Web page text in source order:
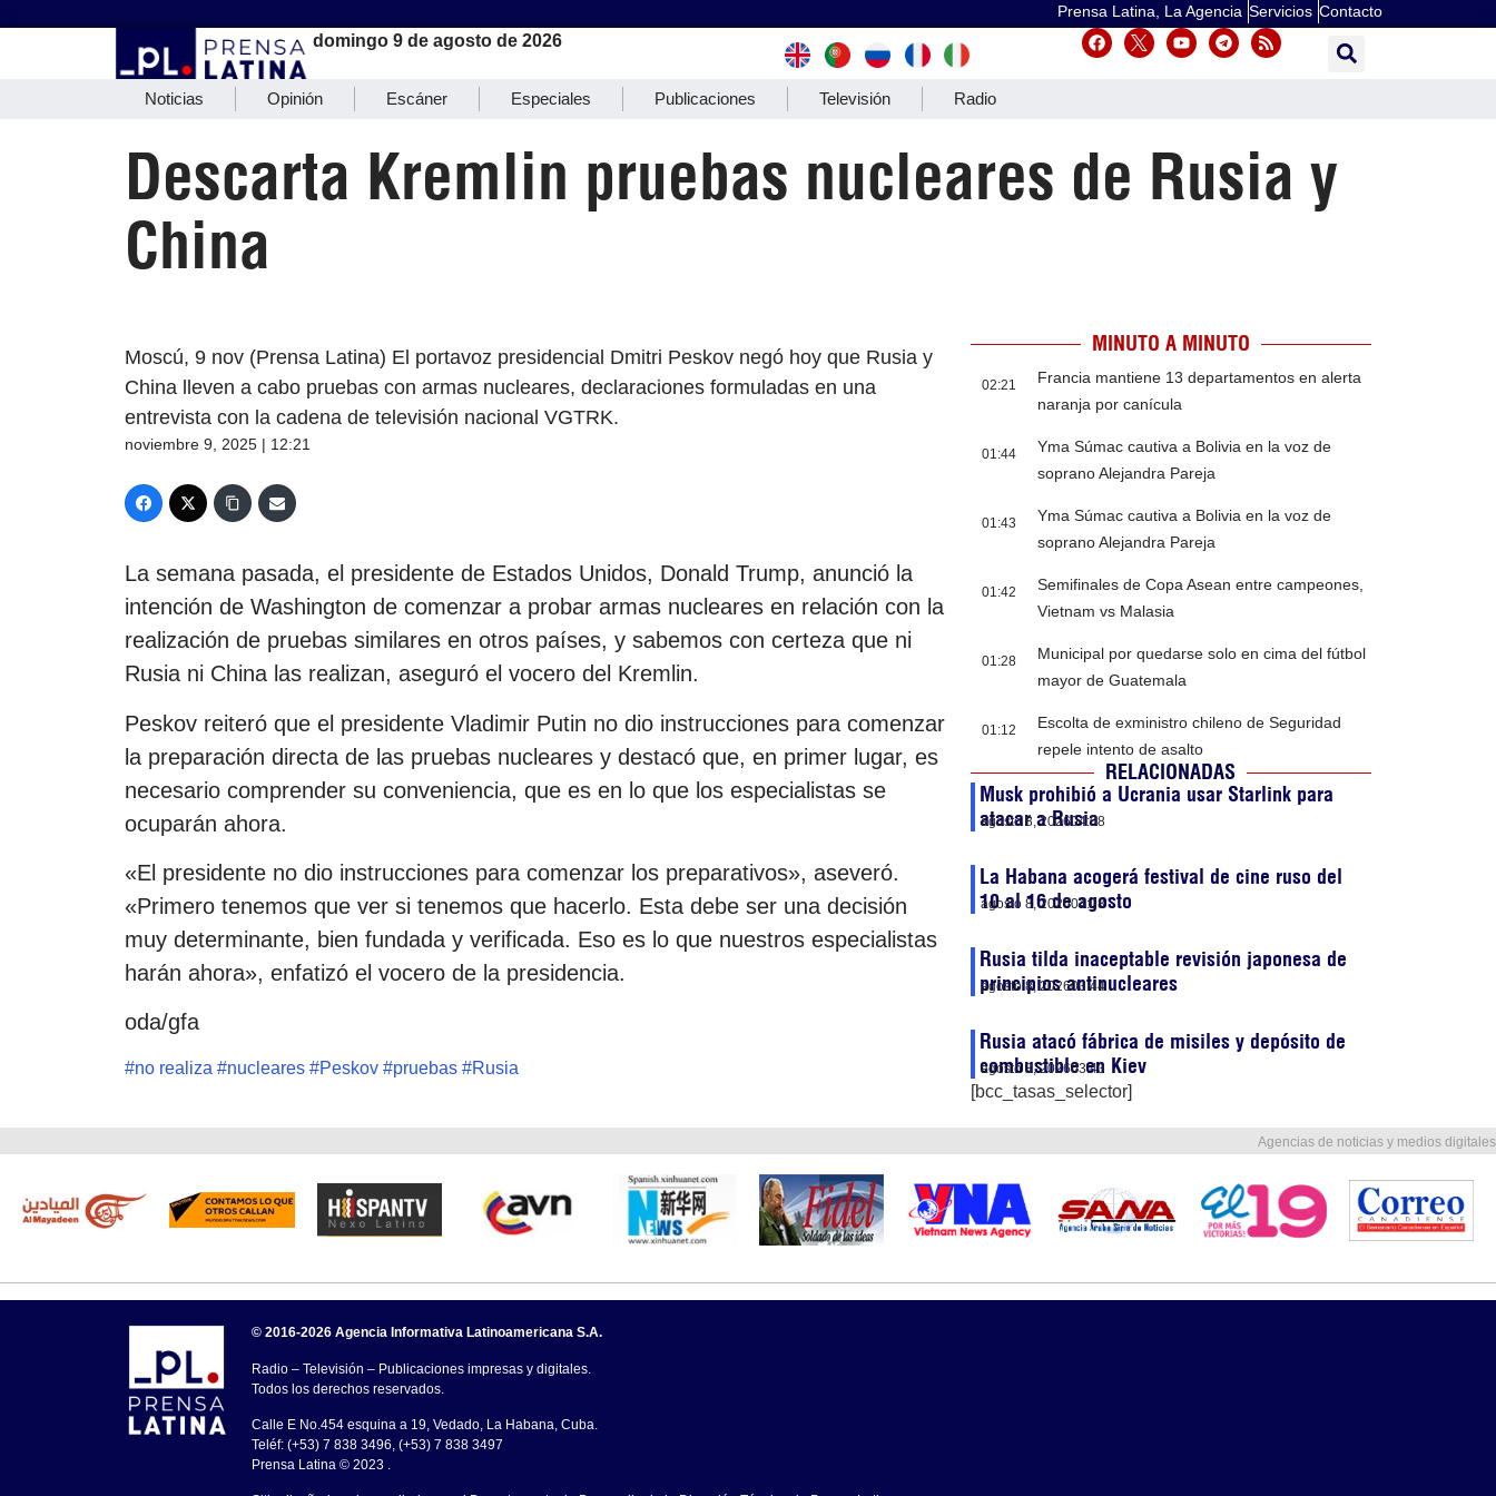
Prensa Latina, La Agencia Servicios Contacto
domingo 9 de agosto de 2026
Noticias Opinión Escáner Especiales Publicaciones Televisión Radio
Descarta Kremlin pruebas nucleares de Rusia y
China
Moscú, 9 nov (Prensa Latina) El portavoz presidencial Dmitri Peskov negó hoy que Rusia y
China lleven a cabo pruebas con armas nucleares, declaraciones formuladas en una
entrevista con la cadena de televisión nacional VGTRK.
noviembre 9, 2025 | 12:21
La semana pasada, el presidente de Estados Unidos, Donald Trump, anunció la
intención de Washington de comenzar a probar armas nucleares en relación con la
realización de pruebas similares en otros países, y sabemos con certeza que ni
Rusia ni China las realizan, aseguró el vocero del Kremlin.
Peskov reiteró que el presidente Vladimir Putin no dio instrucciones para comenzar
la preparación directa de las pruebas nucleares y destacó que, en primer lugar, es
necesario comprender su conveniencia, que es en lo que los especialistas se
ocuparán ahora.
«El presidente no dio instrucciones para comenzar los preparativos», aseveró.
«Primero tenemos que ver si tenemos que hacerlo. Esta debe ser una decisión
muy determinante, bien fundada y verificada. Eso es lo que nuestros especialistas
harán ahora», enfatizó el vocero de la presidencia.
oda/gfa
#no realiza #nucleares #Peskov #pruebas #Rusia
MINUTO A MINUTO
02:21
Francia mantiene 13 departamentos en alerta
naranja por canícula
01:44
Yma Súmac cautiva a Bolivia en la voz de
soprano Alejandra Pareja
01:43
Yma Súmac cautiva a Bolivia en la voz de
soprano Alejandra Pareja
01:42
Semifinales de Copa Asean entre campeones,
Vietnam vs Malasia
01:28
Municipal por quedarse solo en cima del fútbol
mayor de Guatemala
01:12
Escolta de exministro chileno de Seguridad
repele intento de asalto
RELACIONADAS
Musk prohibió a Ucrania usar Starlink para
atacar a Rusia
agosto 8, 202604:08
La Habana acogerá festival de cine ruso del
10 al 16 de agosto
agosto 8, 202604:08
Rusia tilda inaceptable revisión japonesa de
principios antinucleares
agosto 8, 202603:44
Rusia atacó fábrica de misiles y depósito de
combustible en Kiev
agosto 8, 202603:43
[bcc_tasas_selector]
Agencias de noticias y medios digitales
© 2016-2026 Agencia Informativa Latinoamericana S.A.
Radio – Televisión – Publicaciones impresas y digitales.
Todos los derechos reservados.
Calle E No.454 esquina a 19, Vedado, La Habana, Cuba.
Teléf: (+53) 7 838 3496, (+53) 7 838 3497
Prensa Latina © 2023 .